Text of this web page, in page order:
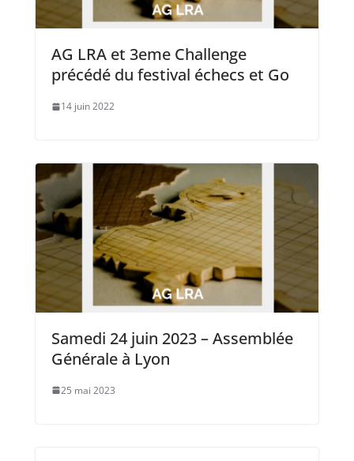
AG LRA et 3eme Challenge
précédé du festival échecs et Go
14 juin 2022
Samedi 24 juin 2023 – Assemblée
Générale à Lyon
25 mai 2023